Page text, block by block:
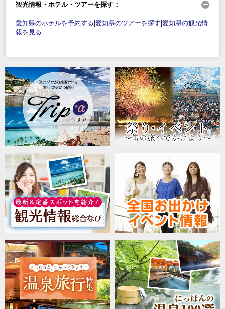
観光情報・ホテル・ツアーを探す：
愛知県のホテルを予約する 愛知県のツアーを探す 愛知県の観光情
報を見る